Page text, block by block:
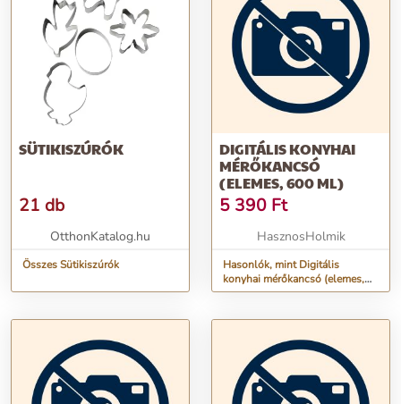
SÜTIKISZÚRÓK
21 db
OtthonKatalog.hu
Összes Sütikiszúrók
DIGITÁLIS KONYHAI
MÉRŐKANCSÓ
(ELEMES, 600 ML)
5 390 Ft
HasznosHolmik
Hasonlók, mint Digitális
konyhai mérőkancsó (elemes,
600 ml)